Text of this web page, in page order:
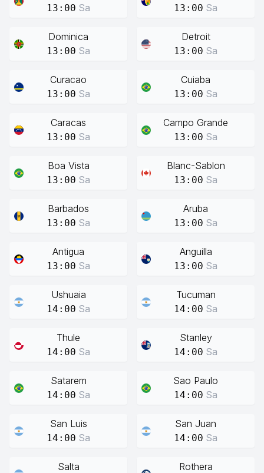
13:00 Sa 13:00 Sa
Dominica
13:00 Sa
Detroit
13:00 Sa
Curacao
13:00 Sa
Cuiaba
13:00 Sa
Caracas
13:00 Sa
Campo Grande
13:00 Sa
Boa Vista
13:00 Sa
Blanc-Sablon
13:00 Sa
Barbados
13:00 Sa
Aruba
13:00 Sa
Antigua
13:00 Sa
Anguilla
13:00 Sa
Ushuaia
14:00 Sa
Tucuman
14:00 Sa
Thule
14:00 Sa
Stanley
14:00 Sa
Satarem
14:00 Sa
Sao Paulo
14:00 Sa
San Luis
14:00 Sa
San Juan
14:00 Sa
Salta Rothera